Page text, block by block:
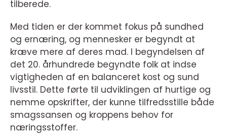
tilberede.
Med tiden er der kommet fokus på sundhed
og ernæring, og mennesker er begyndt at
kræve mere af deres mad. I begyndelsen af
det 20. århundrede begyndte folk at indse
vigtigheden af en balanceret kost og sund
livsstil. Dette førte til udviklingen af hurtige og
nemme opskrifter, der kunne tilfredsstille både
smagssansen og kroppens behov for
næringsstoffer.